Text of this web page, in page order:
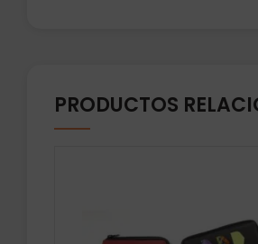
PRODUCTOS